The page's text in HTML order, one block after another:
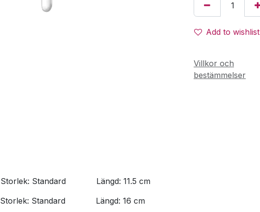
Add to wishlist
Villkor och
bestämmelser
​Storlek: Standard
​Längd: 11.5 cm
​Storlek: Standard
​Längd: 16 cm